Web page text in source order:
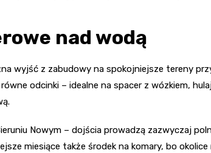
nad wodą
wyjść z zabudowy na spokojniejsze tereny
równe odcinki – idealne na spacer z wózkiem,
Nowym – dojścia prowadzą zazwyczaj
miesiące także środek na komary, bo